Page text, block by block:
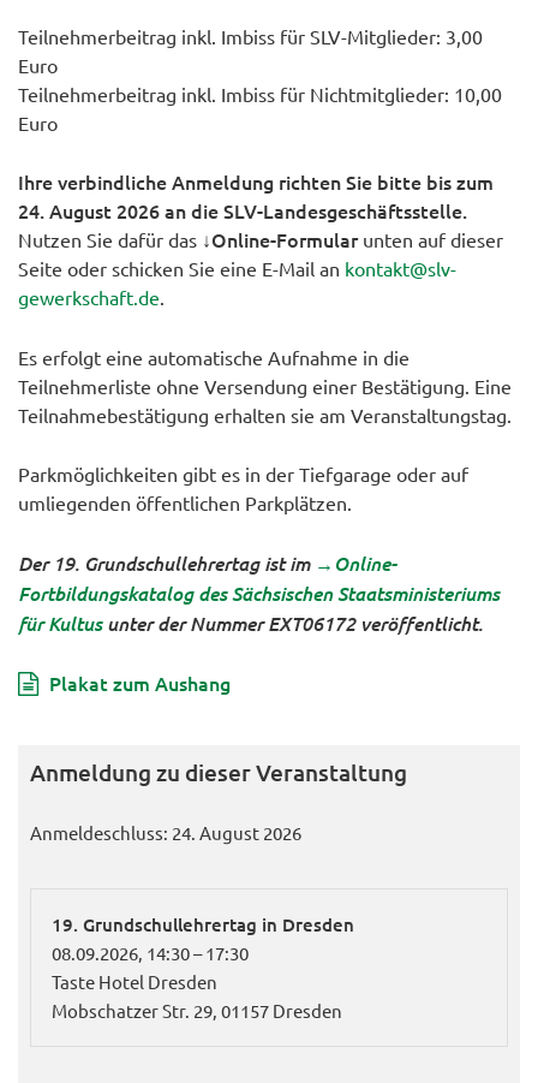
Teilnehmerbeitrag inkl. Imbiss für SLV-Mitglieder: 3,00
Euro
Teilnehmerbeitrag inkl. Imbiss für Nichtmitglieder: 10,00
Euro
Ihre verbindliche Anmeldung richten Sie bitte bis zum
24. August 2026 an die SLV-Landesgeschäftsstelle.
Nutzen Sie dafür das ↓Online-Formularunten auf dieser
Seite oder schicken Sie eine E-Mail an kontakt@slv-
gewerkschaft.de.
Es erfolgt eine automatische Aufnahme in die
Teilnehmerliste ohne Versendung einer Bestätigung. Eine
Teilnahmebestätigung erhalten sie am Veranstaltungstag.
Parkmöglichkeiten gibt es in der Tiefgarage oder auf
umliegenden öffentlichen Parkplätzen.
Der 19. Grundschullehrertag ist im →Online-
Fortbildungskatalog des Sächsischen Staatsministeriums
für Kultusunter der Nummer EXT06172 veröffentlicht.
Plakat zum Aushang
Anmeldung zu dieser Veranstaltung
Anmeldeschluss: 24. August 2026
19. Grundschullehrertag in Dresden
08.09.2026, 14:30 – 17:30
Taste Hotel Dresden
Mobschatzer Str. 29, 01157 Dresden